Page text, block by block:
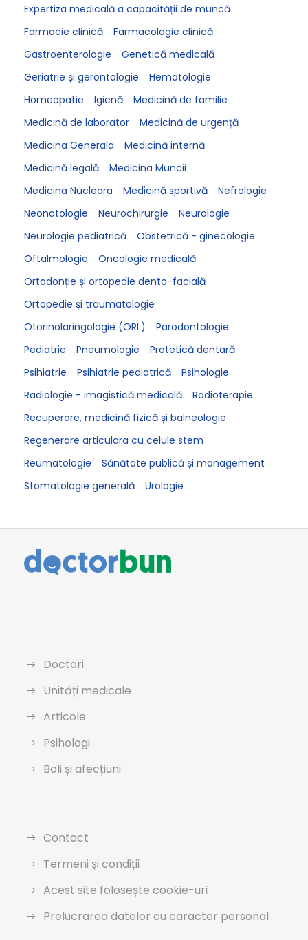
Expertiza medicală a capacității de muncă
Farmacie clinică
Farmacologie clinică
Gastroenterologie
Genetică medicală
Geriatrie și gerontologie
Hematologie
Homeopatie
Igienă
Medicină de familie
Medicină de laborator
Medicină de urgență
Medicina Generala
Medicină internă
Medicină legală
Medicina Muncii
Medicina Nucleara
Medicină sportivă
Nefrologie
Neonatologie
Neurochirurgie
Neurologie
Neurologie pediatrică
Obstetrică - ginecologie
Oftalmologie
Oncologie medicală
Ortodonție și ortopedie dento-facială
Ortopedie și traumatologie
Otorinolaringologie (ORL)
Parodontologie
Pediatrie
Pneumologie
Protetică dentară
Psihiatrie
Psihiatrie pediatrică
Psihologie
Radiologie - imagistică medicală
Radioterapie
Recuperare, medicină fizică și balneologie
Regenerare articulara cu celule stem
Reumatologie
Sănătate publică și management
Stomatologie generală
Urologie
Doctori
Unități medicale
Articole
Psihologi
Boli și afecțiuni
Contact
Termeni și condiții
Acest site folosește cookie-uri
Prelucrarea datelor cu caracter personal